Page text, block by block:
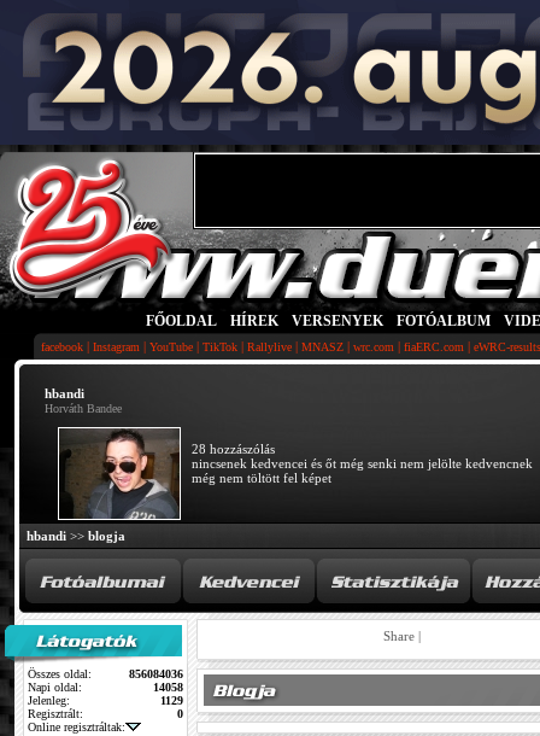
FŐOLDAL HÍREK VERSENYEK FOTÓALBUM
facebook | Instagram | YouTube | TikTok | Rallylive | MNASZ | wrc.com | fiaERC.com | eWRC-
hbandi
Horváth Bandee
28 hozzászólás
nincsenek kedvencei és őt még senki nem jelölte kedvencnek
még nem töltött fel képet
hbandi >> blogja
Összes oldal:
856084036
Napi oldal:
14058
Jelenleg:
1129
Regisztrált:
0
Online regisztráltak:
Share |